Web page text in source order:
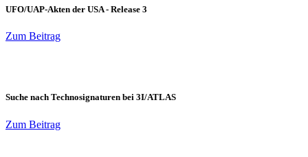
UFO/UAP-Akten der USA - Release 3
Zum Beitrag
Suche nach Technosignaturen bei 3I/ATLAS
Zum Beitrag